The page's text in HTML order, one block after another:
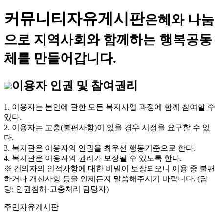
커뮤니티자유게시판은혜와 나눔
으로 지역사회와 함께하는 행복공동
체를 만들어갑니다.
이용자 인권 및 참여권리
1. 이용자는 본인에 관한 모든 복지사업 과정에 함께 참여할 수
있다.
2. 이용자는 고충(불편사항)이 있을 경우 시정을 요구할 수 있
다.
3. 복지관은 이용자의 인권을 최우선 행동기준으로 한다.
4. 복지관은 이용자의 권리가 보장될 수 있도록 한다.
※ 건의자의 인적사항에 대한 비밀이 보장되오니 이용 중 불편
하거나 개선사항 등을 언제든지 말씀해주시기 바랍니다. (담
당: 인권침해·고충처리 담당자)
주민자유게시판